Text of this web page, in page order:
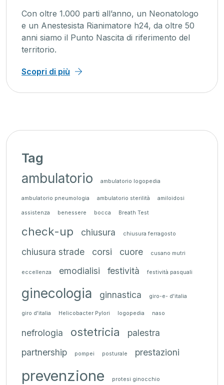
Con oltre 1.000 parti all’anno, un Neonatologo
e un Anestesista Rianimatore h24, da oltre 50
anni siamo il Punto Nascita di riferimento del
territorio.
Scopri di più
Tag
ambulatorio ambulatorio logopedia
ambulatorio pneumologia ambulatorio sterilità amiloidosi
assistenza benessere bocca Breath Test
check-up chiusura chiusura ferragosto
chiusura strade corsi cuore cusano mutri
eccellenza emodialisi festività festività pasquali
ginecologia ginnastica giro-e- d'italia
giro d'italia Helicobacter Pylori logopedia naso
nefrologia ostetricia
palestra
partnership
pompei posturale prestazioni
prevenzione protesi ginocchio